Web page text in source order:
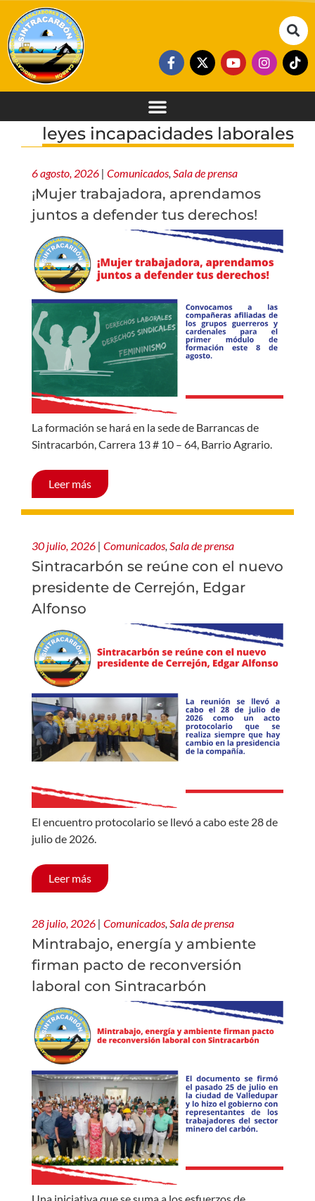
leyes incapacidades laborales
6 agosto, 2026 | Comunicados, Sala de prensa
¡Mujer trabajadora, aprendamos
juntos a defender tus derechos!
La formación se hará en la sede de Barrancas de
Sintracarbón, Carrera 13 # 10 – 64, Barrio Agrario.
Leer más
30 julio, 2026 | Comunicados, Sala de prensa
Sintracarbón se reúne con el nuevo
presidente de Cerrejón, Edgar
Alfonso
El encuentro protocolario se llevó a cabo este 28 de
julio de 2026.
Leer más
28 julio, 2026 | Comunicados Sala de prensa
Mintrabajo, energía y ambiente
firman pacto de reconversión
laboral con Sintracarbón